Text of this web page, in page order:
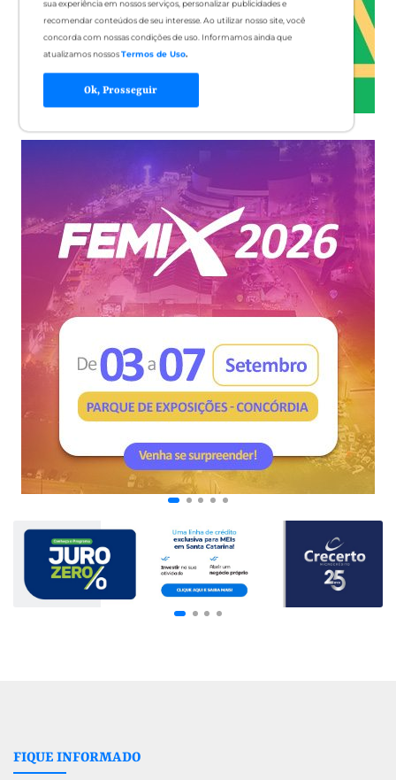
sua experiência em nossos serviços, personalizar publicidades e
recomendar conteúdos de seu interesse. Ao utilizar nosso site, você
concorda com nossas condições de uso. Informamos ainda que
atualizamos nossosTermos de Uso.
Ok, Prosseguir
FIQUE INFORMADO